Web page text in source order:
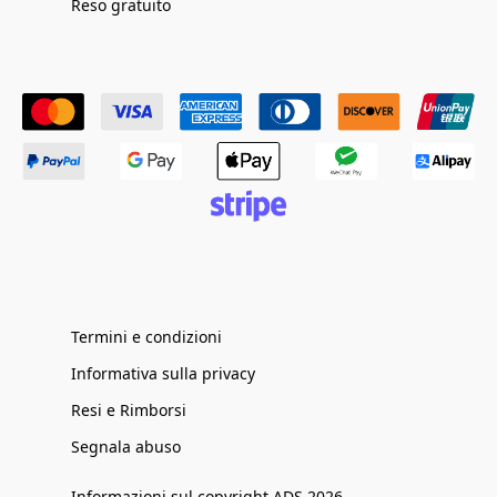
Reso gratuito
Termini e condizioni
Informativa sulla privacy
Resi e Rimborsi
Segnala abuso